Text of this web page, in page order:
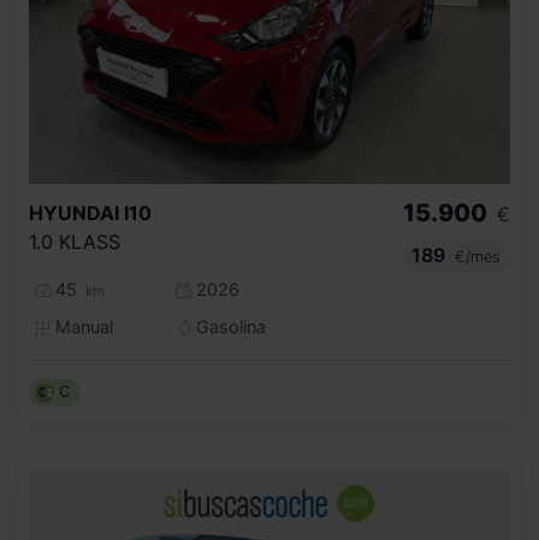
HYUNDAI I10
1.0 KLASS
45 km
2026
Manual
Gasolina
15.900 €
189
€/mes
C